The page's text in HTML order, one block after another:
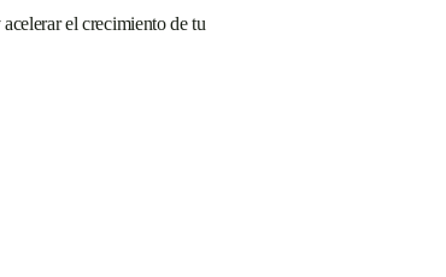
el crecimiento de tu